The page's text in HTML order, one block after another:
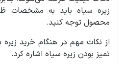
زیره سیاه باید به مشخصات
محصول توجه کنید.
از نکات مهم در هنگام خرید
تمیز بودن زیره سیاه اشاره کرد.